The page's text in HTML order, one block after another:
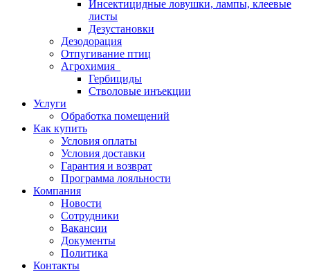
Инсектицидные ловушки, лампы, клеевые
листы
Дезустановки
Дезодорация
Отпугивание птиц
Агрохимия
Гербициды
Стволовые инъекции
Услуги
Обработка помещений
Как купить
Условия оплаты
Условия доставки
Гарантия и возврат
Программа лояльности
Компания
Новости
Сотрудники
Вакансии
Документы
Политика
Контакты